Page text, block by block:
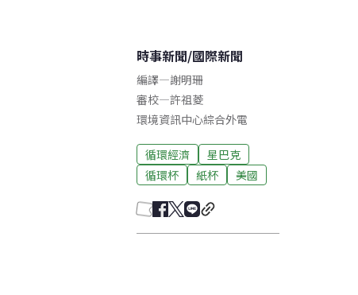
時事新聞/國際新聞
編譯—謝明珊
審校—許祖菱
環境資訊中心綜合外電
循環經濟
星巴克
循環杯
紙杯 美國